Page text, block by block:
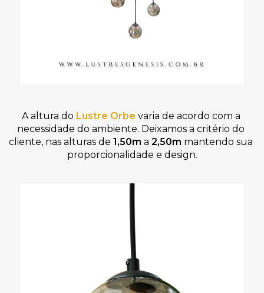
A altura do Lustre Orbe varia de acordo com a
necessidade do ambiente. Deixamos a critério do
cliente, nas alturas de 1,50m a 2,50m mantendo sua
proporcionalidade e design.